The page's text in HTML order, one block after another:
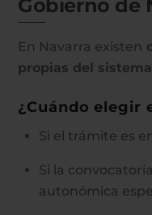
Gobierno de
En Navarra existen
propias del
¿Cuándo elegir
Si el trámite es
Si la
autonómica